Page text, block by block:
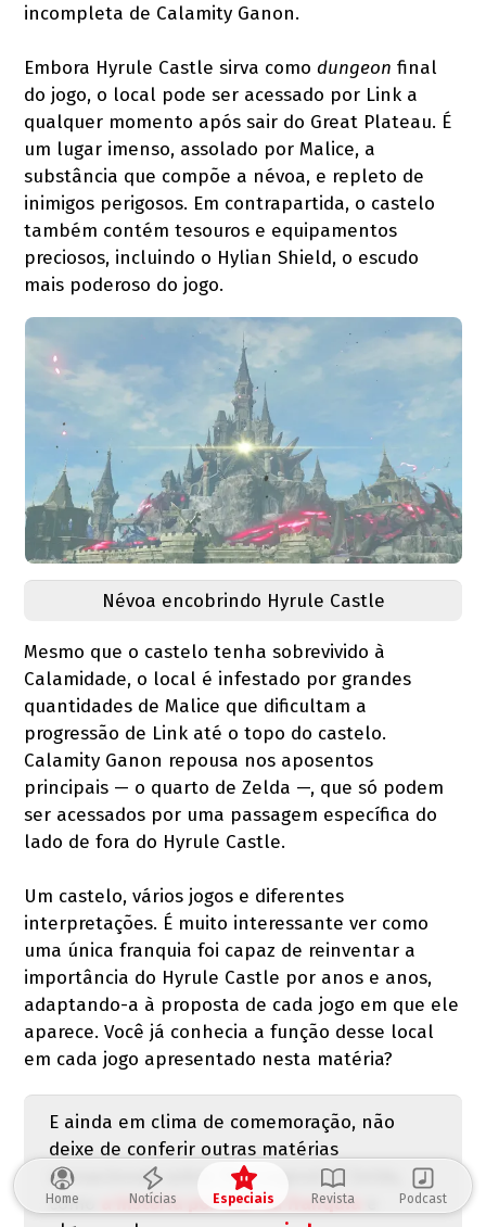
incompleta de Calamity Ganon.
Embora Hyrule Castle sirva comodungeon final
do jogo, o local pode ser acessado por Link a
qualquer momento após sair do Great Plateau. É
um lugar imenso, assolado por Malice, a
substância que compõe a névoa, e repleto de
inimigos perigosos. Em contrapartida, o castelo
também contém tesouros e equipamentos
preciosos, incluindo o Hylian Shield, o escudo
mais poderoso do jogo.
Névoa encobrindo Hyrule Castle
Mesmo que o castelo tenha sobrevivido à
Calamidade, o local é infestado por grandes
quantidades de Malice que dificultam a
progressão de Link até o topo do castelo.
Calamity Ganon repousa nos aposentos
principais — o quarto de Zelda —, que só podem
ser acessados por uma passagem específica do
lado de fora do Hyrule Castle.
Um castelo, vários jogos e diferentes
interpretações. É muito interessante ver como
uma única franquia foi capaz de reinventar a
importância do Hyrule Castle por anos e anos,
adaptando-a à proposta de cada jogo em que ele
aparece. Você já conhecia a função desse local
em cada jogo apresentado nesta matéria?
E ainda em clima de comemoração, não
deixe de conferir outras matérias
sensacionais sobre The Legend of Zelda,
como
a história por trás da franquia
Home Notícias Especiais Revista Podcast